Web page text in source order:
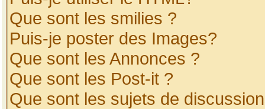
Que sont les smilies ?
Puis-je poster des Images?
Que sont les Annonces ?
Que sont les Post-it ?
Que sont les sujets de